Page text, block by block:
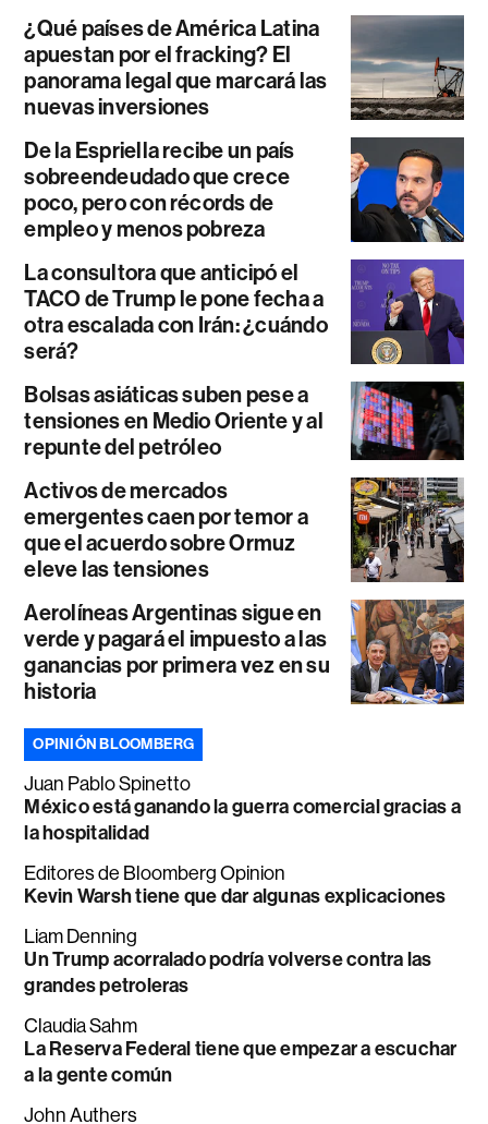
¿Qué países de América Latina
apuestan por el fracking? El
panorama legal que marcará las
nuevas inversiones
De la Espriella recibe un país
sobreendeudado que crece
poco, pero con récords de
empleo y menos pobreza
La consultora que anticipó el
TACO de Trump le pone fecha a
otra escalada con Irán: ¿cuándo
será?
Bolsas asiáticas suben pese a
tensiones en Medio Oriente y al
repunte del petróleo
Activos de mercados
emergentes caen por temor a
que el acuerdo sobre Ormuz
eleve las tensiones
Aerolíneas Argentinas sigue en
verde y pagará el impuesto a las
ganancias por primera vez en su
historia
OPINIÓN BLOOMBERG
Juan Pablo Spinetto
México está ganando la guerra comercial gracias a
la hospitalidad
Editores de Bloomberg Opinion
Kevin Warsh tiene que dar algunas explicaciones
Liam Denning
Un Trump acorralado podría volverse contra las
grandes petroleras
Claudia Sahm
La Reserva Federal tiene que empezar a escuchar
a la gente común
John Authers